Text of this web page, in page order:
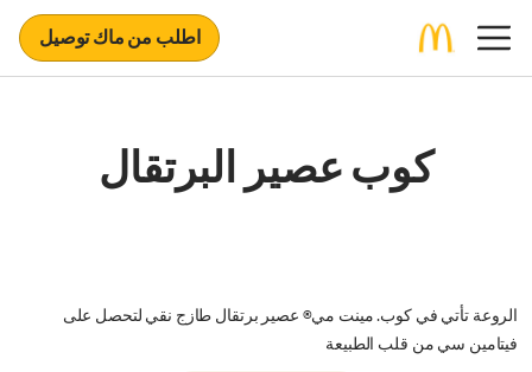
اطلب من ماك توصيل
كوب عصير البرتقال
الروعة تأتي في كوب. مينت مي® عصير برتقال طازج نقي لتحصل على
فيتامين سي من قلب الطبيعة